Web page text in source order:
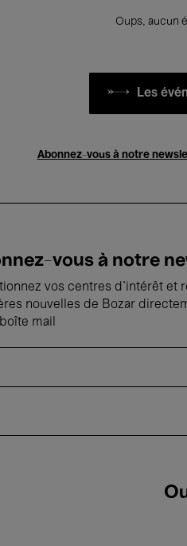
Oups, aucun
Les
Abonnez-vous à notre
vous à notre
vos centres d'intérêt et
nouvelles de Bozar
mail